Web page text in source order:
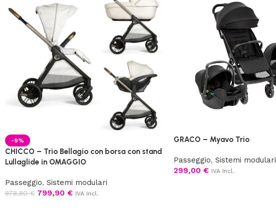
-9%
CHICCO – Trio Bellagio con borsa con stand
Lullaglide in OMAGGIO
Passeggio, Sistemi modulari
878,80€ 799,90 € IVA Incl.
GRACO – Myavo Trio
Passeggio, Sistemi modulari
299,00 € IVA Incl.